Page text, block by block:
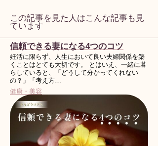
この記事を見た人はこんな記事も見
ています
信頼できる妻になる4つのコツ
妊活に限らず、人生において良い夫婦関係を築
くことはとても大切です。 とはいえ、一緒に暮
らしていると、「どうして分かってくれない
の？」「考え方…
健康・美容